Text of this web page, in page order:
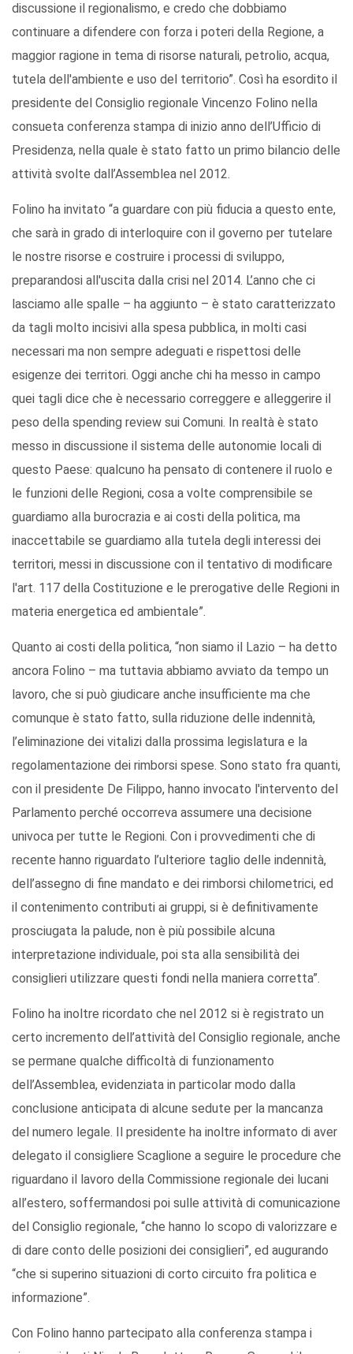
discussione il regionalismo, e credo che dobbiamo
continuare a difendere con forza i poteri della Regione, a
maggior ragione in tema di risorse naturali, petrolio, acqua,
tutela dell'ambiente e uso del territorio”. Così ha esordito il
presidente del Consiglio regionale Vincenzo Folino nella
consueta conferenza stampa di inizio anno dell’Ufficio di
Presidenza, nella quale è stato fatto un primo bilancio delle
attività svolte dall’Assemblea nel 2012.
Folino ha invitato “a guardare con più fiducia a questo ente,
che sarà in grado di interloquire con il governo per tutelare
le nostre risorse e costruire i processi di sviluppo,
preparandosi all'uscita dalla crisi nel 2014. L’anno che ci
lasciamo alle spalle – ha aggiunto – è stato caratterizzato
da tagli molto incisivi alla spesa pubblica, in molti casi
necessari ma non sempre adeguati e rispettosi delle
esigenze dei territori. Oggi anche chi ha messo in campo
quei tagli dice che è necessario correggere e alleggerire il
peso della spending review sui Comuni. In realtà è stato
messo in discussione il sistema delle autonomie locali di
questo Paese: qualcuno ha pensato di contenere il ruolo e
le funzioni delle Regioni, cosa a volte comprensibile se
guardiamo alla burocrazia e ai costi della politica, ma
inaccettabile se guardiamo alla tutela degli interessi dei
territori, messi in discussione con il tentativo di modificare
l'art. 117 della Costituzione e le prerogative delle Regioni in
materia energetica ed ambientale”.
Quanto ai costi della politica, “non siamo il Lazio – ha detto
ancora Folino – ma tuttavia abbiamo avviato da tempo un
lavoro, che si può giudicare anche insufficiente ma che
comunque è stato fatto, sulla riduzione delle indennità,
l’eliminazione dei vitalizi dalla prossima legislatura e la
regolamentazione dei rimborsi spese. Sono stato fra quanti,
con il presidente De Filippo, hanno invocato l'intervento del
Parlamento perché occorreva assumere una decisione
univoca per tutte le Regioni. Con i provvedimenti che di
recente hanno riguardato l’ulteriore taglio delle indennità,
dell’assegno di fine mandato e dei rimborsi chilometrici, ed
il contenimento contributi ai gruppi, si è definitivamente
prosciugata la palude, non è più possibile alcuna
interpretazione individuale, poi sta alla sensibilità dei
consiglieri utilizzare questi fondi nella maniera corretta”.
Folino ha inoltre ricordato che nel 2012 si è registrato un
certo incremento dell’attività del Consiglio regionale, anche
se permane qualche difficoltà di funzionamento
dell’Assemblea, evidenziata in particolar modo dalla
conclusione anticipata di alcune sedute per la mancanza
del numero legale. Il presidente ha inoltre informato di aver
delegato il consigliere Scaglione a seguire le procedure che
riguardano il lavoro della Commissione regionale dei lucani
all’estero, soffermandosi poi sulle attività di comunicazione
del Consiglio regionale, “che hanno lo scopo di valorizzare e
di dare conto delle posizioni dei consiglieri”, ed augurando
“che si superino situazioni di corto circuito fra politica e
informazione”.
Con Folino hanno partecipato alla conferenza stampa i